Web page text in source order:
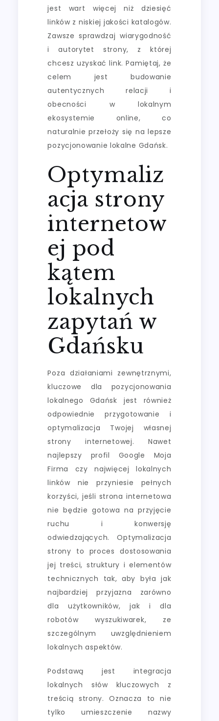
jest wart więcej niż dziesięć
linków z niskiej jakości katalogów.
Zawsze sprawdzaj wiarygodność
i autorytet strony, z której
chcesz uzyskać link. Pamiętaj, że
celem jest budowanie
autentycznych relacji i
obecności w lokalnym
ekosystemie online, co
naturalnie przełoży się na lepsze
pozycjonowanie lokalne Gdańsk.
Optymaliz
acja strony
internetow
ej pod
kątem
lokalnych
zapytań w
Gdańsku
Poza działaniami zewnętrznymi,
kluczowe dla pozycjonowania
lokalnego Gdańsk jest również
odpowiednie przygotowanie i
optymalizacja Twojej własnej
strony internetowej. Nawet
najlepszy profil Google Moja
Firma czy najwięcej lokalnych
linków nie przyniesie pełnych
korzyści, jeśli strona internetowa
nie będzie gotowa na przyjęcie
ruchu i konwersję
odwiedzających. Optymalizacja
strony to proces dostosowania
jej treści, struktury i elementów
technicznych tak, aby była jak
najbardziej przyjazna zarówno
dla użytkowników, jak i dla
robotów wyszukiwarek, ze
szczególnym uwzględnieniem
lokalnych aspektów.
Podstawą jest integracja
lokalnych słów kluczowych z
treścią strony. Oznacza to nie
tylko umieszczenie nazwy